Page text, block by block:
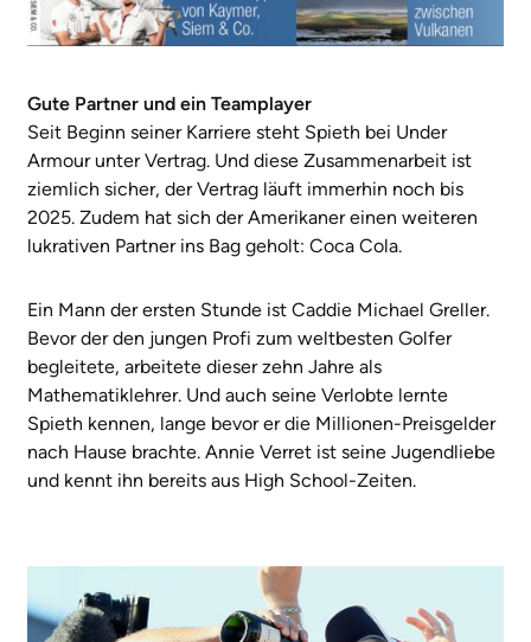
Gute Partner und ein Teamplayer
Seit Beginn seiner Karriere steht Spieth bei Under
Armour unter Vertrag. Und diese Zusammenarbeit ist
ziemlich sicher, der Vertrag läuft immerhin noch bis
2025. Zudem hat sich der Amerikaner einen weiteren
lukrativen Partner ins Bag geholt: Coca Cola.
Ein Mann der ersten Stunde ist Caddie Michael Greller.
Bevor der den jungen Profi zum weltbesten Golfer
begleitete, arbeitete dieser zehn Jahre als
Mathematiklehrer. Und auch seine Verlobte lernte
Spieth kennen, lange bevor er die Millionen-Preisgelder
nach Hause brachte. Annie Verret ist seine Jugendliebe
und kennt ihn bereits aus High School-Zeiten.